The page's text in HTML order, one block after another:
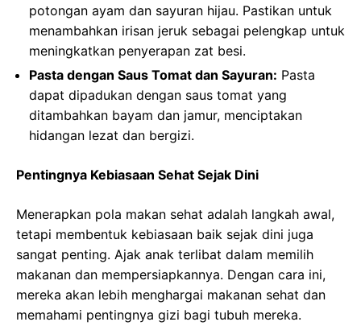
potongan ayam dan sayuran hijau. Pastikan untuk
menambahkan irisan jeruk sebagai pelengkap untuk
meningkatkan penyerapan zat besi.
Pasta dengan Saus Tomat dan Sayuran: Pasta
dapat dipadukan dengan saus tomat yang
ditambahkan bayam dan jamur, menciptakan
hidangan lezat dan bergizi.
Pentingnya Kebiasaan Sehat Sejak Dini
Menerapkan pola makan sehat adalah langkah awal,
tetapi membentuk kebiasaan baik sejak dini juga
sangat penting. Ajak anak terlibat dalam memilih
makanan dan mempersiapkannya. Dengan cara ini,
mereka akan lebih menghargai makanan sehat dan
memahami pentingnya gizi bagi tubuh mereka.